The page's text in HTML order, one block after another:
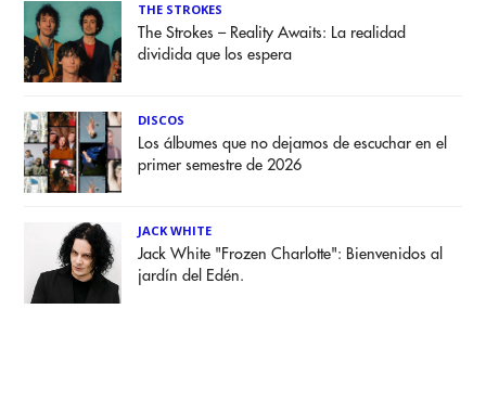
THE STROKES
The Strokes – Reality Awaits: La realidad
dividida que los espera
DISCOS
Los álbumes que no dejamos de escuchar en el
primer semestre de 2026
JACK WHITE
Jack White "Frozen Charlotte": Bienvenidos al
jardín del Edén.